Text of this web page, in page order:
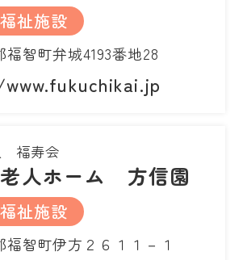
祉施設
智町弁城4193番地28
福寿会
人ホーム 方信園
祉施設
智町伊方２６１１－１